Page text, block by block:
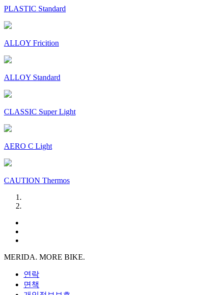
PLASTIC Standard
ALLOY Fricition
ALLOY Standard
CLASSIC Super Light
AERO C Light
CAUTION Thermos
MERIDA. MORE BIKE.
연락
면책